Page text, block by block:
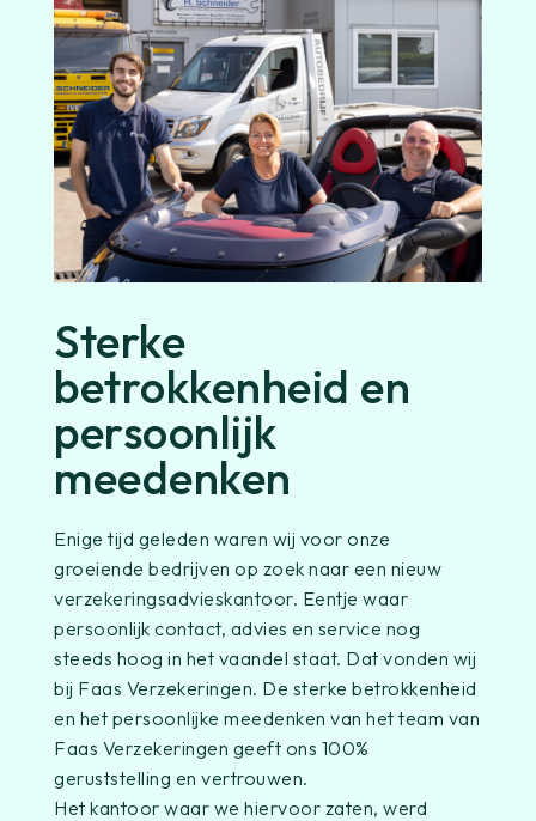
Sterke
betrokkenheid en
persoonlijk
meedenken
Enige tijd geleden waren wij voor onze
groeiende bedrijven op zoek naar een nieuw
verzekeringsadvieskantoor. Eentje waar
persoonlijk contact, advies en service nog
steeds hoog in het vaandel staat. Dat vonden wij
bij Faas Verzekeringen. De sterke betrokkenheid
en het persoonlijke meedenken van het team van
Faas Verzekeringen geeft ons 100%
geruststelling en vertrouwen.
Het kantoor waar we hiervoor zaten, werd